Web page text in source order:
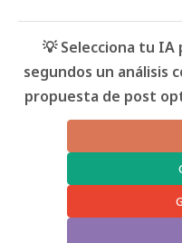
💡 Selecciona tu
segundos un análisis
propuesta de post